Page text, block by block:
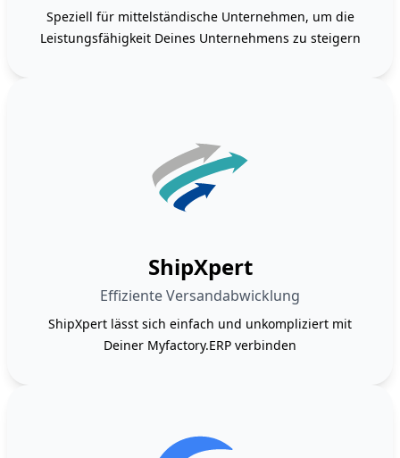
Speziell für mittelständische Unternehmen, um die
Leistungsfähigkeit Deines Unternehmens zu steigern
ShipXpert
Effiziente Versandabwicklung
ShipXpert lässt sich einfach und unkompliziert mit
Deiner Myfactory.ERP verbinden